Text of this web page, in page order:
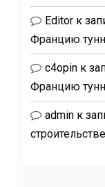
Editor к
Францию
c4opin к
Францию
admin к